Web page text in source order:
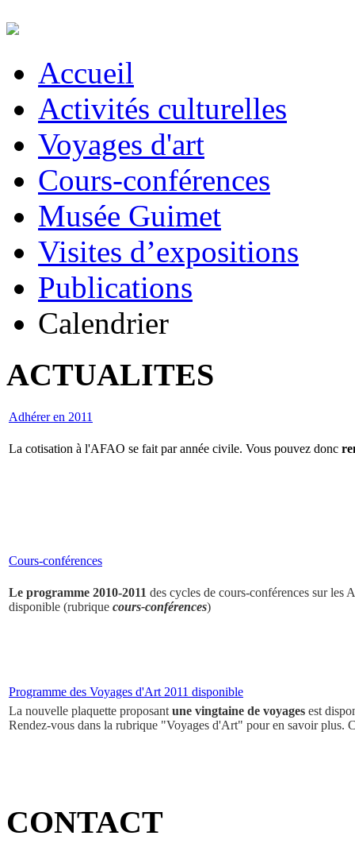
Accueil
Activités culturelles
Voyages d'art
Cours-conférences
Musée Guimet
Visites d’expositions
Publications
Calendrier
ACTUALITES
Adhérer en 2011
La cotisation à l'AFAO se fait par année civile. Vous pouvez donc
Cours-conférences
Le programme 2010-2011 des cycles de cours-conférences sur
disponible (rubrique cours-conférences)
Programme des Voyages d'Art 2011 disponible
La nouvelle plaquette proposantune vingtaine de voyages est
Rendez-vous dans la rubrique "Voyages d'Art" pour en savoir plus.
CONTACT